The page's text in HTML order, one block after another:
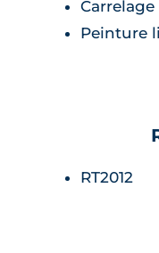
Salle de bains :
radiateur
carrelage
Peinture
RT2012